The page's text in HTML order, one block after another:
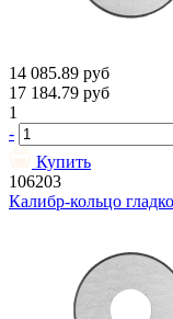
14 085.89 руб
17 184.79 руб
1
-
Купить
106203
Калибр-кольцо